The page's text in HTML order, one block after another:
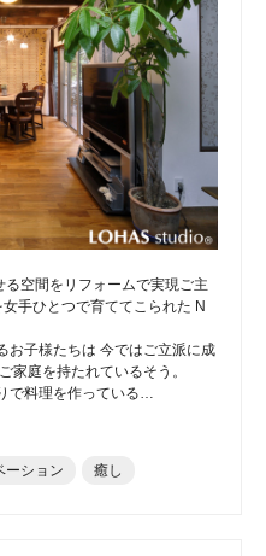
空間をリフォームで実現ご主
手ひとつで育ててこられた N
お子様たちは 今ではご立派に成
家庭を持たれているそう。
で料理を作っている…
ーション 癒し